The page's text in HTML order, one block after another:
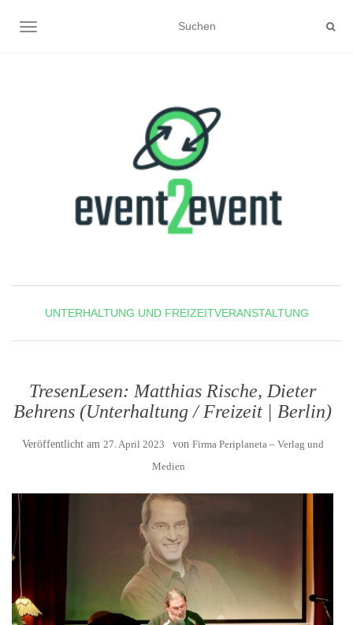
NAVIGATION UMSCHALTEN
UNTERHALTUNG UND FREIZEITVERANSTALTUNG
TresenLesen: Matthias Rische, Dieter
Behrens (Unterhaltung / Freizeit | Berlin)
Veröffentlicht am 27. April 2023 von Firma Periplaneta – Verlag und
Medien